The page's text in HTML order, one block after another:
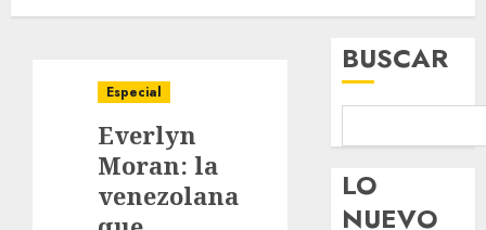
Especial
Everlyn
Moran: la
venezolana
BUSCAR
LO
NUEVO